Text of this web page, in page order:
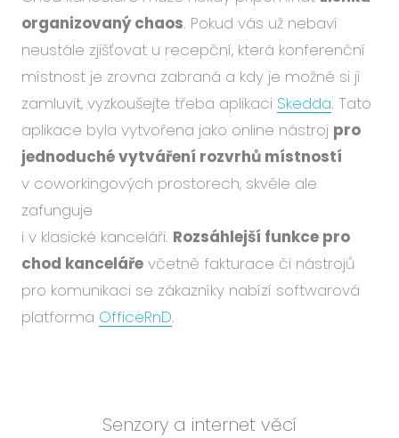
organizovaný chaos. Pokud vás už nebaví
neustále zjišťovat u recepční, která konferenční
místnost je zrovna zabraná a kdy je možné si ji
zamluvit, vyzkoušejte třeba aplikaci Skedda. Tato
aplikace byla vytvořena jako online nástroj pro
jednoduché vytváření rozvrhů místností
v coworkingových prostorech, skvěle ale
zafunguje
i v klasické kanceláři. Rozsáhlejší funkce pro
chod kanceláře včetně fakturace či nástrojů
pro komunikaci se zákazníky nabízí softwarová
platforma OfficeRnD.
Senzory a internet věcí